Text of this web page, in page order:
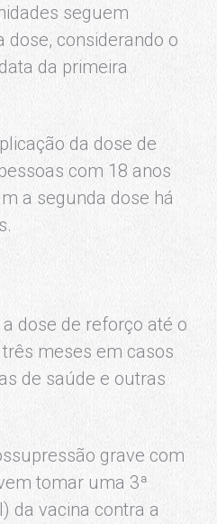
seguem
dose, considerando o
da primeira
da dose de
com 18 anos
a segunda dose há
dose de reforço até o
meses em casos
de saúde e outras
grave com
tomar uma 3ª
da vacina contra a